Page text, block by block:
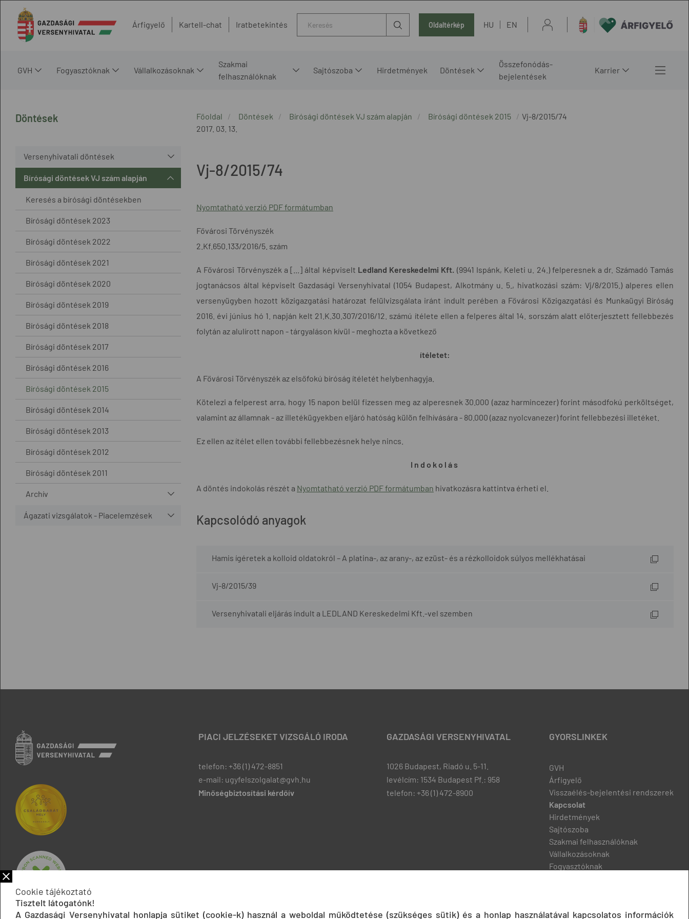
Árfigyelő Kartell-chat Iratbetekintés Oldaltérkép HU EN
GVH Fogyasztóknak Vállalkozásoknak
Szakmai
felhasználóknak
Sajtószoba Hirdetmények Döntések
Összefonódás-
bejelentések
Karrier
Döntések
Versenyhivatali döntések
Bírósági döntések VJ szám alapján
Keresés a bírósági döntésekben
Bírósági döntések 2023
Bírósági döntések 2022
Bírósági döntések 2021
Bírósági döntések 2020
Bírósági döntések 2019
Bírósági döntések 2018
Bírósági döntések 2017
Bírósági döntések 2016
Bírósági döntések 2015
Bírósági döntések 2014
Bírósági döntések 2013
Bírósági döntések 2012
Bírósági döntések 2011
Archív
Ágazati vizsgálatok - Piacelemzések
Főoldal Döntések Bírósági döntések VJ szám alapján Bírósági döntések 2015
Vj-8/2015/74
2017. 03. 13.
Vj-8/2015/74
Nyomtatható verzió PDF formátumban
Fővárosi Törvényszék
2.Kf.650.133/2016/5. szám
A Fővárosi Törvényszék a [...] által képviselt Ledland Kereskedelmi Kft. (9941 Ispánk, Keleti u. 24.) felperesnek a dr. Számadó Tamás
jogtanácsos által képviselt Gazdasági Versenyhivatal (1054 Budapest, Alkotmány u. 5., hivatkozási szám: Vj/8/2015.) alperes ellen
versenyügyben hozott közigazgatási határozat felülvizsgálata iránt indult perében a Fővárosi Közigazgatási és Munkaügyi Bíróság
2016. évi június hó 1. napján kelt 21.K.30.307/2016/12. számú ítélete ellen a felperes által 14. sorszám alatt előterjesztett fellebbezés
folytán az alulírott napon - tárgyaláson kívül - meghozta a következő
ítéletet:
A Fővárosi Törvényszék az elsőfokú bíróság ítéletét helybenhagyja.
Kötelezi a felperest arra, hogy 15 napon belül fizessen meg az alperesnek 30.000 (azaz harmincezer) forint másodfokú perköltséget,
valamint az államnak - az illetékügyekben eljáró hatóság külön felhívására - 80.000 (azaz nyolcvanezer) forint fellebbezési illetéket.
Ez ellen az ítélet ellen további fellebbezésnek helye nincs.
I n d o k o l á s
A döntés indokolás részét a Nyomtatható verzió PDF formátumban hivatkozásra kattintva érheti el.
Kapcsolódó anyagok
Hamis ígéretek a kolloid oldatokról – A platina-, az arany-, az ezüst- és a rézkolloidok súlyos mellékhatásai
Vj-8/2015/39
Versenyhivatali eljárás indult a LEDLAND Kereskedelmi Kft.-vel szemben
PIACI JELZÉSEKET VIZSGÁLÓ IRODA
telefon: +36 (1) 472-8851
e-mail: ugyfelszolgalat@gvh.hu
Minőségbiztosítási kérdőív
GAZDASÁGI VERSENYHIVATAL
1026 Budapest, Riadó u. 5-11.
levélcím: 1534 Budapest Pf.: 958
telefon: +36 (1) 472-8900
GYORSLINKEK
GVH
Árfigyelő
Visszaélés-bejelentési rendszerek
Kapcsolat
Hirdetmények
Sajtószoba
Szakmai felhasználóknak
Vállalkozásoknak
Fogyasztóknak
Cookie tájékoztató
Tisztelt látogatónk!
A Gazdasági Versenyhivatal honlapja sütiket (cookie-k) használ a weboldal működtetése (szükséges sütik) és a honlap használatával kapcsolatos információk